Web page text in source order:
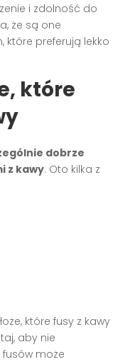
i zdolność do
że są one
które preferują lekko
które
dobrze
z kawy. Oto kilka z
które fusy z kawy
aby nie
może